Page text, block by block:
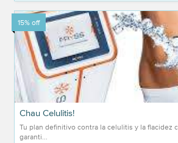
15% off
Chau Celulitis!
Tu plan definitivo contra la celulitis y la flacidez
garanti...